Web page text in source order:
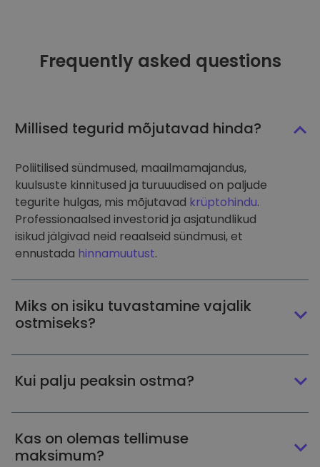
Frequently asked questions
Millised tegurid mõjutavad hinda?
Poliitilised sündmused, maailmamajandus,
kuulsuste kinnitused ja turuuudised on paljude
tegurite hulgas, mis mõjutavad krüptohindu.
Professionaalsed investorid ja asjatundlikud
isikud jälgivad neid reaalseid sündmusi, et
ennustada hinnamuutust.
Miks on isiku tuvastamine vajalik
ostmiseks?
Kui palju peaksin ostma?
Kas on olemas tellimuse
maksimum?